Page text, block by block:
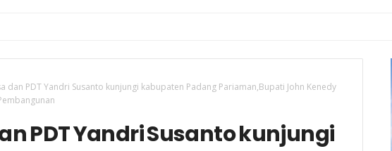
dan PDT Yandri Susanto kunjungi kabupaten Padang Pariaman,Bupati John Kenedy
PDT Yandri Susanto kunjungi